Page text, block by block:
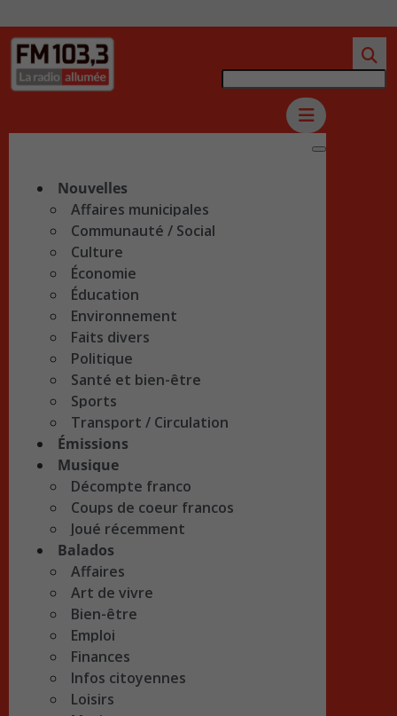
Nouvelles
Affaires municipales
Communauté / Social
Culture
Économie
Éducation
Environnement
Faits divers
Politique
Santé et bien-être
Sports
Transport / Circulation
Émissions
Musique
Décompte franco
Coups de coeur francos
Joué récemment
Balados
Affaires
Art de vivre
Bien-être
Emploi
Finances
Infos citoyennes
Loisirs